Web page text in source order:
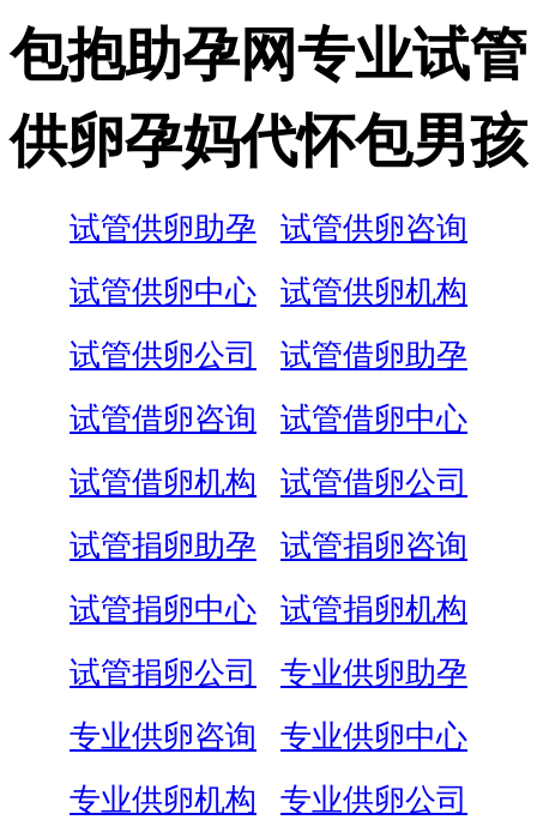
包抱助孕网专业试管
供卵孕妈代怀包男孩
试管供卵助孕
试管供卵咨询
试管供卵中心
试管供卵机构
试管供卵公司
试管借卵助孕
试管借卵咨询
试管借卵中心
试管借卵机构
试管借卵公司
试管捐卵助孕
试管捐卵咨询
试管捐卵中心
试管捐卵机构
试管捐卵公司
专业供卵助孕
专业供卵咨询
专业供卵中心
专业供卵机构
专业供卵公司